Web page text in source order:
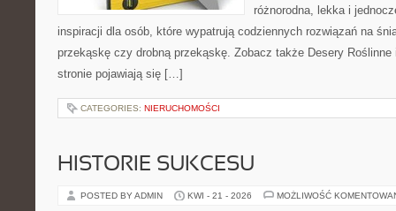
różnorodna, lekka i
inspiracji dla osób, które wypatrują codziennych rozwiązań na
przekąskę czy drobną przekąskę. Zobacz także Desery
stronie pojawiają się […]
CATEGORIES: NIERUCHOMOŚCI
HISTORIE SUKCESU
POSTED BY ADMIN KWI - 21 - 2026 MOŻLIWOŚĆ